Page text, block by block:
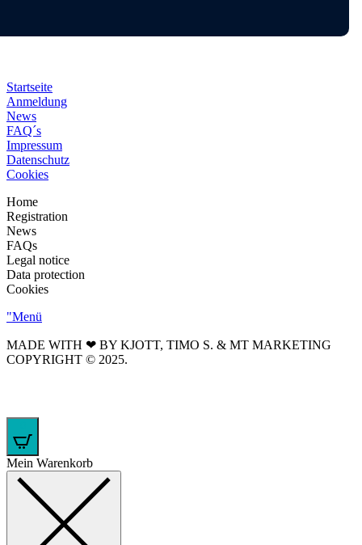
Startseite
Anmeldung
News
FAQ´s
Impressum
Datenschutz
Cookies
Home
Registration
News
FAQs
Legal notice
Data protection
Cookies
"Menü
MADE WITH ❤ BY KJOTT, TIMO S. & MT MARKETING
COPYRIGHT © 2025.
Mein Warenkorb